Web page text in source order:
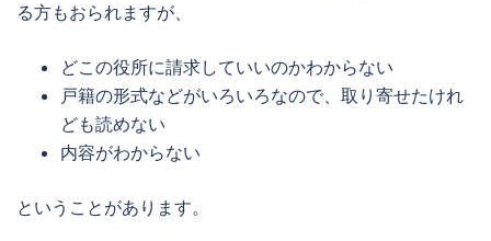
る方もおられますが、
どこの役所に請求していいのかわからない
戸籍の形式などがいろいろなので、取り寄せたけれ
ども読めない
内容がわからない
ということがあります。